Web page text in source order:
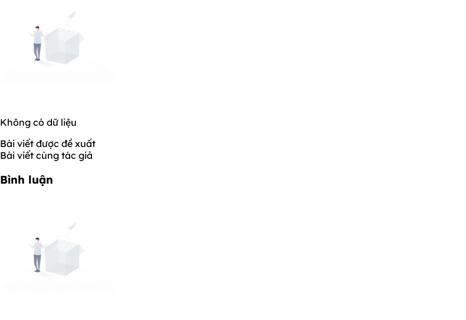
Không có dữ liệu
Bài viết được đề xuất
Bài viết cùng tác giả
Bình luận